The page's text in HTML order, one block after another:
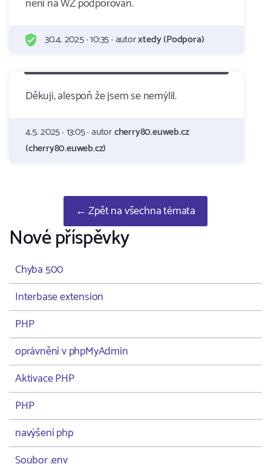
neni na WZ podporovan.
30.4. 2025 · 10:35 · autorxtedy (Podpora)
Děkuji, alespoň že jsem se nemýlil.
4.5. 2025 · 13:05 · autorcherry80.euweb.cz
(cherry80.euweb.cz)
← Zpět na všechna témata
Nové příspěvky
Chyba 500
Interbase extension
PHP
oprávnění v phpMyAdmin
Aktivace PHP
PHP
navýšení php
Soubor .env